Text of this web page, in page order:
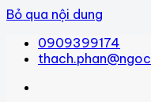
Bỏ qua nội dung
0909399174